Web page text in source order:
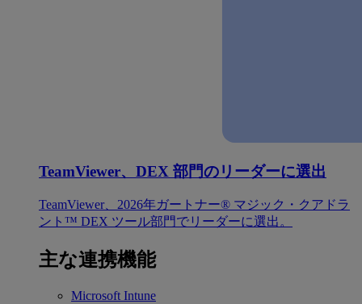
TeamViewer、DEX 部門のリーダーに選出
TeamViewer、2026年ガートナー® マジック・クアドラ
ント™ DEX ツール部門でリーダーに選出。
主な連携機能
Microsoft Intune